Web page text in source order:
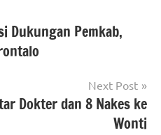
Dukungan Pemkab,
Next Post
Dokter dan 8 Nakes ke
Wonti